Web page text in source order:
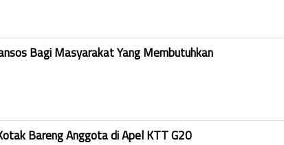
Bagi Masyarakat Yang Membutuhkan
Bareng Anggota di Apel KTT G20